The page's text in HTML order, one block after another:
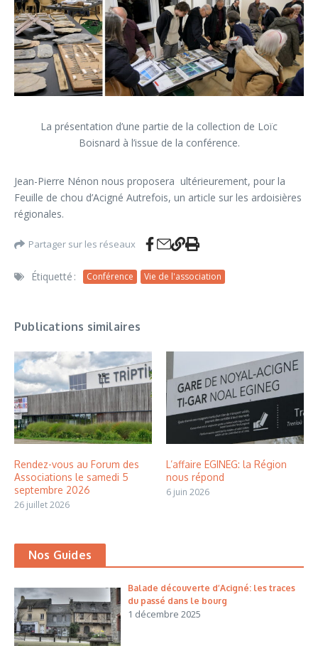
La présentation d’une partie de la collection de Loïc
Boisnard à l’issue de la conférence.
Jean-Pierre Nénon nous proposera ultérieurement, pour la
Feuille de chou d’Acigné Autrefois, un article sur les ardoisières
régionales.
Partager sur les réseaux
Étiquetté : Conférence Vie de l'association
Publications similaires
Rendez-vous au Forum des
Associations le samedi 5
septembre 2026
26 juillet 2026
L’affaire EGINEG: la Région
nous répond
6 juin 2026
Nos Guides
Balade découverte d’Acigné: les traces
du passé dans le bourg
1 décembre 2025